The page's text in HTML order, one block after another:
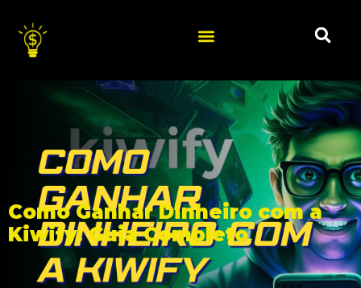
Como Ganhar Dinheiro com a
Kiwify: Guia Completo